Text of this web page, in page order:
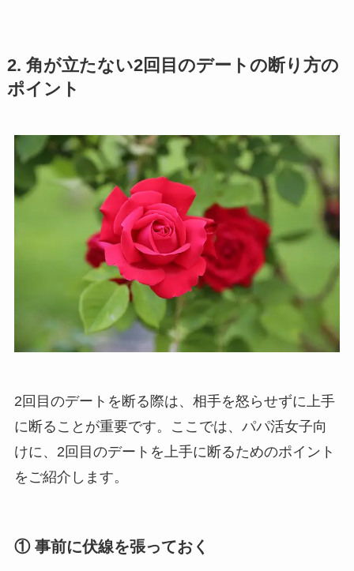
2. 角が立たない2回目のデートの断り方の
ポイント
2回目のデートを断る際は、相手を怒らせずに上手
に断ることが重要です。ここでは、パパ活女子向
けに、2回目のデートを上手に断るためのポイント
をご紹介します。
① 事前に伏線を張っておく